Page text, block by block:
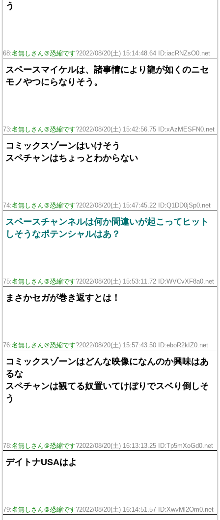
う
68:名無しさん＠恐縮です?2022/08/20(土) 15:14:48.64 ID:iacRNZsO0.net
スペースマイケルは、諸事情により龍が如くのニセ
モノやつにらなりそう。
73:名無しさん＠恐縮です?2022/08/20(土) 15:42:56.75 ID:xAzMESFN0.net
コミックスゾーンはいけそう
スペチャンはちょっとわからない
74:名無しさん＠恐縮です?2022/08/20(土) 15:47:45.22 ID:Q1DD0jSp0.net
スペースチャンネルは何か間違いが起こってヒット
しそうなポテンシャルはあ？
75:名無しさん＠恐縮です?2022/08/20(土) 15:53:11.72 ID:WVCvXF8a0.net
まさかセガが巻き返すとは！
76:名無しさん＠恐縮です?2022/08/20(土) 15:57:43.50 ID:eboR2kIZ0.net
コミックスゾーンはどんな映像になんのか興味はあ
るな
スペチャンは観てる奴置いてけぼりでスベり倒しそ
う
78:名無しさん＠恐縮です?2022/08/20(土) 16:13:13.25 ID:Tp5mXoGd0.net
デイトナUSAはよ
79:名無しさん＠恐縮です?2022/08/20(土) 16:14:51.57 ID:XwvMl2Om0.net